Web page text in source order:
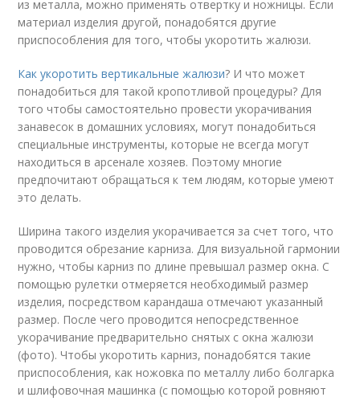
из металла, можно применять отвертку и ножницы. Если
материал изделия другой, понадобятся другие
приспособления для того, чтобы укоротить жалюзи.
Как укоротить вертикальные жалюзи? И что может
понадобиться для такой кропотливой процедуры? Для
того чтобы самостоятельно провести укорачивания
занавесок в домашних условиях, могут понадобиться
специальные инструменты, которые не всегда могут
находиться в арсенале хозяев. Поэтому многие
предпочитают обращаться к тем людям, которые умеют
это делать.
Ширина такого изделия укорачивается за счет того, что
проводится обрезание карниза. Для визуальной гармонии
нужно, чтобы карниз по длине превышал размер окна. С
помощью рулетки отмеряется необходимый размер
изделия, посредством карандаша отмечают указанный
размер. После чего проводится непосредственное
укорачивание предварительно снятых с окна жалюзи
(фото). Чтобы укоротить карниз, понадобятся такие
приспособления, как ножовка по металлу либо болгарка
и шлифовочная машинка (с помощью которой ровняют